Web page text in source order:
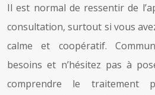
Il est normal de ressentir de
consultation, surtout si vous
calme et coopératif.
besoins et n’hésitez pas à
comprendre le traitement